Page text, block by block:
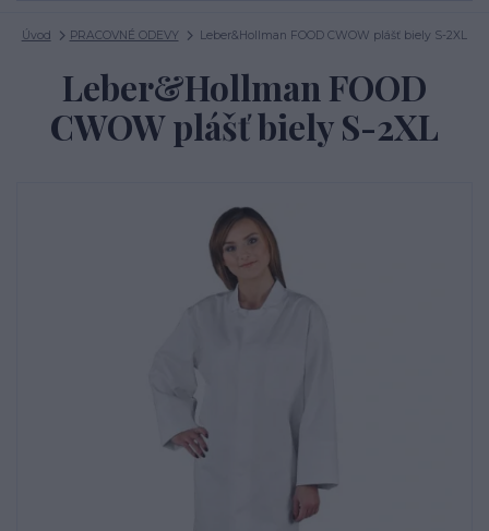
Úvod PRACOVNÉ ODEVY Leber&Hollman FOOD CWOW plášť biely S-2XL
Leber&Hollman FOOD
CWOW plášť biely S-2XL